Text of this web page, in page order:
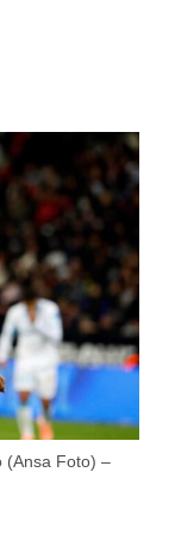
(Ansa Foto) –